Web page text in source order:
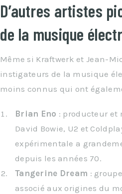
D’autres artistes
de la musique
Même si Kraftwerk et Jean-
instigateurs de la musique
moins connus qui ont
Brian Eno : producteur et
David Bowie, U2 et
expérimentale a
depuis les années 70.
Tangerine Dream :
associé aux origines du